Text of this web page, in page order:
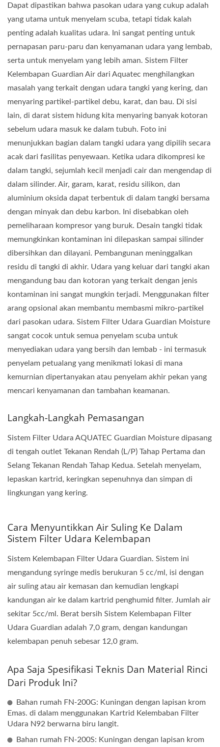
Dapat dipastikan bahwa pasokan udara yang cukup adalah
yang utama untuk menyelam scuba, tetapi tidak kalah
penting adalah kualitas udara. Ini sangat penting untuk
pernapasan paru-paru dan kenyamanan udara yang lembab,
serta untuk menyelam yang lebih aman. Sistem Filter
Kelembapan Guardian Air dari Aquatec menghilangkan
masalah yang terkait dengan udara tangki yang kering, dan
menyaring partikel-partikel debu, karat, dan bau. Di sisi
lain, di darat sistem hidung kita menyaring banyak kotoran
sebelum udara masuk ke dalam tubuh. Foto ini
menunjukkan bagian dalam tangki udara yang dipilih secara
acak dari fasilitas penyewaan. Ketika udara dikompresi ke
dalam tangki, sejumlah kecil menjadi cair dan mengendap di
dalam silinder. Air, garam, karat, residu silikon, dan
aluminium oksida dapat terbentuk di dalam tangki bersama
dengan minyak dan debu karbon. Ini disebabkan oleh
pemeliharaan kompresor yang buruk. Desain tangki tidak
memungkinkan kontaminan ini dilepaskan sampai silinder
dibersihkan dan dilayani. Pembangunan meninggalkan
residu di tangki di akhir. Udara yang keluar dari tangki akan
mengandung bau dan kotoran yang terkait dengan jenis
kontaminan ini sangat mungkin terjadi. Menggunakan filter
arang opsional akan membantu membasmi mikro-partikel
dari pasokan udara. Sistem Filter Udara Guardian Moisture
sangat cocok untuk semua penyelam scuba untuk
menyediakan udara yang bersih dan lembab - ini termasuk
penyelam petualang yang menikmati lokasi di mana
kemurnian dipertanyakan atau penyelam akhir pekan yang
mencari kenyamanan dan tambahan keamanan.
Langkah-Langkah Pemasangan
Sistem Filter Udara AQUATEC Guardian Moisture dipasang
di tengah outlet Tekanan Rendah (L/P) Tahap Pertama dan
Selang Tekanan Rendah Tahap Kedua. Setelah menyelam,
lepaskan kartrid, keringkan sepenuhnya dan simpan di
lingkungan yang kering.
Cara Menyuntikkan Air Suling Ke Dalam
Sistem Filter Udara Kelembapan
Sistem Kelembapan Filter Udara Guardian. Sistem ini
mengandung syringe medis berukuran 5 cc/ml, isi dengan
air suling atau air kemasan dan kemudian lengkapi
kandungan air ke dalam kartrid penghumid filter. Jumlah air
sekitar 5cc/ml. Berat bersih Sistem Kelembapan Filter
Udara Guardian adalah 7,0 gram, dengan kandungan
kelembapan penuh sebesar 12,0 gram.
Apa Saja Spesifikasi Teknis Dan Material Rinci
Dari Produk Ini?
Bahan rumah FN-200G: Kuningan dengan lapisan krom
Emas. di dalam menggunakan Kartrid Kelembaban Filter
Udara N92 berwarna biru langit.
Bahan rumah FN-200S: Kuningan dengan lapisan krom